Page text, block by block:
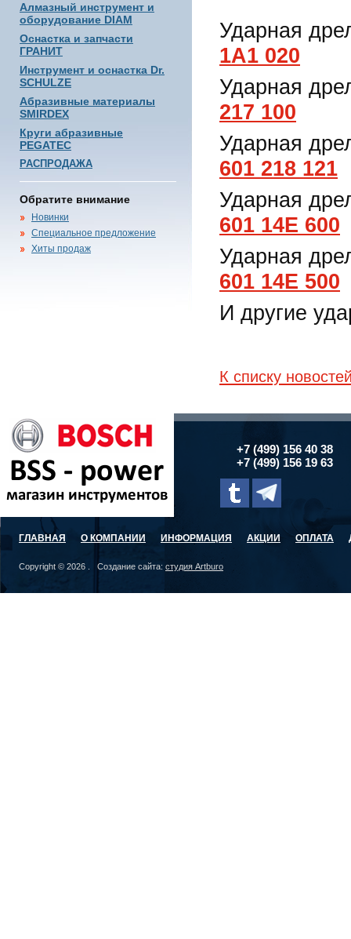
Алмазный инструмент и
оборудование DIAM
Оснастка и запчасти
ГРАНИТ
Инструмент и оснастка Dr.
SCHULZE
Абразивные материалы
SMIRDEX
Круги абразивные
PEGATEC
РАСПРОДАЖА
Обратите внимание
Новинки
Специальное предложение
Хиты продаж
Ударная
1A1 020
Ударная
217 100
Ударная
601 218 121
Ударная
601 14E 600
Ударная
601 14E 500
И другие
К списку
+7 (499) 156 40 38
+7 (499) 156 19 63
ГЛАВНАЯ О КОМПАНИИ ИНФОРМАЦИЯ АКЦИИ ОПЛАТА
Copyright © 2026 . Создание сайта: студия Artburo